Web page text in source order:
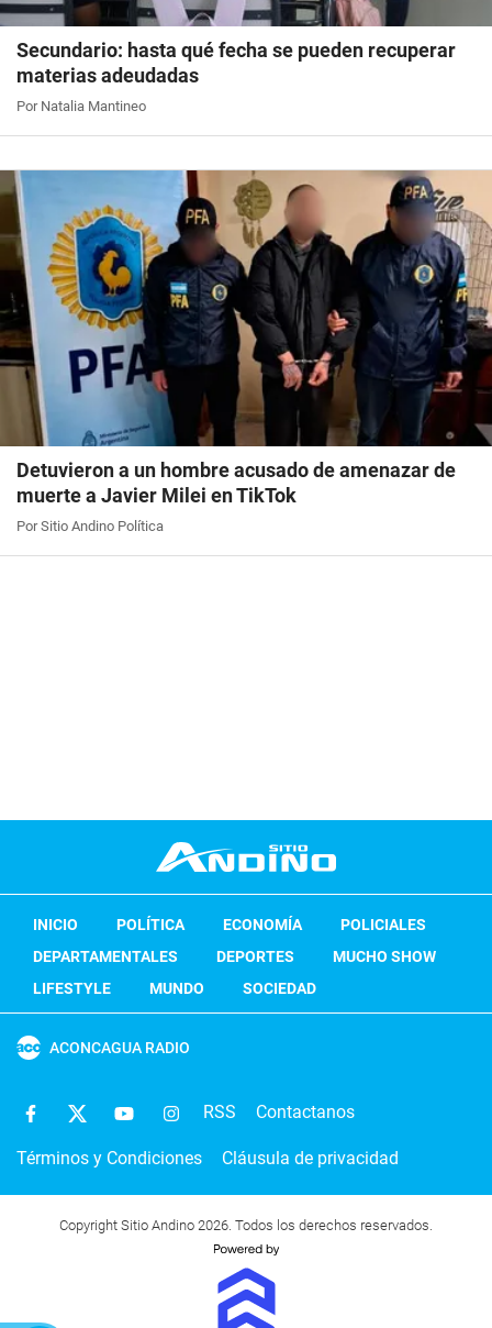
Secundario: hasta qué fecha se pueden recuperar
materias adeudadas
Por Natalia Mantineo
Detuvieron a un hombre acusado de amenazar de
muerte a Javier Milei en TikTok
Por Sitio Andino Política
INICIO POLÍTICA ECONOMÍA
POLICIALES
DEPARTAMENTALES
DEPORTES
MUCHO SHOW
LIFESTYLE
MUNDO SOCIEDAD
ACONCAGUA RADIO
RSS Contactanos
Términos y Condiciones Cláusula de privacidad
Copyright Sitio Andino 2026. Todos los derechos reservados.